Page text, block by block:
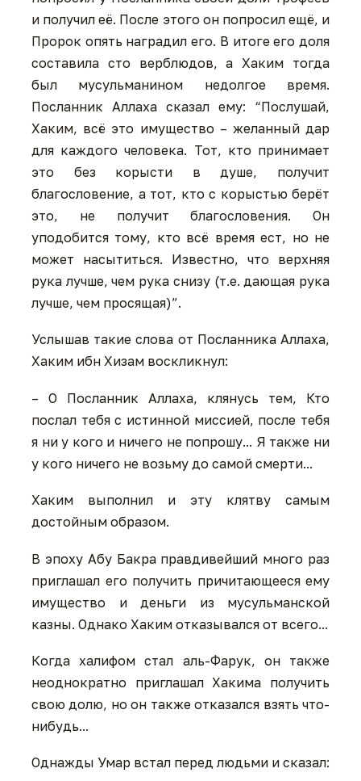
и получил её. После этого он попросил ещё, и
Пророк опять наградил его. В итоге его доля
составила сто верблюдов, а Хаким тогда
был мусульманином недолгое время.
Посланник Аллаха сказал ему: “Послушай,
Хаким, всё это имущество – желанный дар
для каждого человека. Тот, кто принимает
это без корысти в душе, получит
благословение, а тот, кто с корыстью берёт
это, не получит благословения. Он
уподобится тому, кто всё время ест, но не
может насытиться. Известно, что верхняя
рука лучше, чем рука снизу (т.е. дающая рука
лучше, чем просящая)”.
Услышав такие слова от Посланника Аллаха,
Хаким ибн Хизам воскликнул:
– О Посланник Аллаха, клянусь тем, Кто
послал тебя с истинной миссией, после тебя
я ни у кого и ничего не попрошу... Я также ни
у кого ничего не возьму до самой смерти...
Хаким выполнил и эту клятву самым
достойным образом.
В эпоху Абу Бакра правдивейший много раз
приглашал его получить причитающееся ему
имущество и деньги из мусульманской
казны. Однако Хаким отказывался от всего...
Когда халифом стал аль-Фарук, он также
неоднократно приглашал Хакима получить
свою долю, но он также отказался взять что-
нибудь...
Однажды Умар встал перед людьми и сказал: